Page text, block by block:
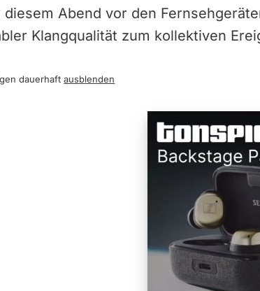
diesem Abend vor den
Klangqualität zum kollektiven
dauerhaftausblenden